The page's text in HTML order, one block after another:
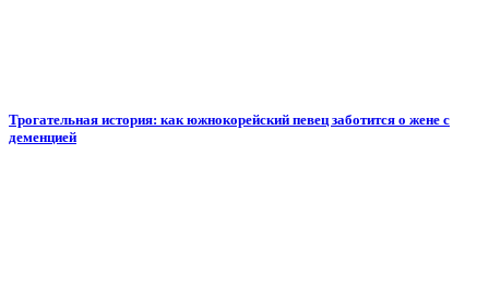
Трогательная история: как южнокорейский певец заботится о жене с
деменцией